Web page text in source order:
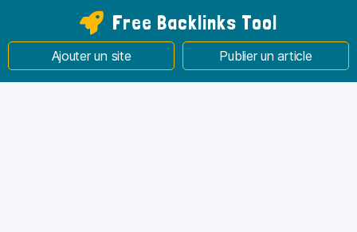
Free Backlinks Tool
Ajouter un site Publier un article